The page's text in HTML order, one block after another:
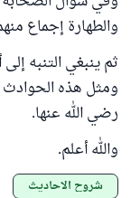
والطهارة إجماع
ثم ينبغي التنبه
ومثل هذه الحوادث
رضي الله عنها.
والله أعلم.
شروح الأحاديث